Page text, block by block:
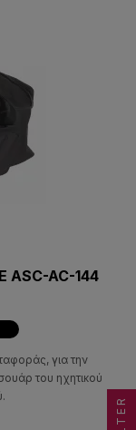
ASC-AC-144
για την
του ηχητικού